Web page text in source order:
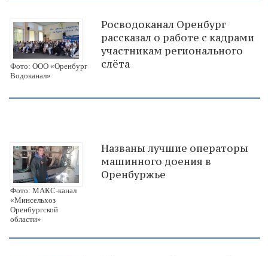
Фото: ООО «Оренбург
Водоканал»
Росводоканал Оренбург
рассказал о работе с кадрами
участникам регионального
слёта
Фото: МАКС-канал
«Минсельхоз
Оренбургской
области»
Названы лучшие операторы
машинного доения в
Оренбуржье